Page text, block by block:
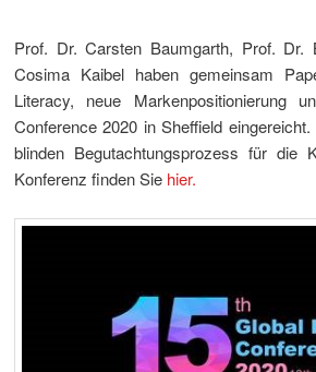
Prof. Dr. Carsten Baumgarth, Prof.
Cosima Kaibel haben gemeinsam
Literacy, neue Markenpositionierung
Conference 2020 in Sheffield
blinden Begutachtungsprozess für die
Konferenz finden Sie hier.